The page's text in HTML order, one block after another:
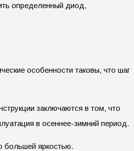
определенный диод,
особенности таковы, что шаг
заключаются в том, что
в осеннее-зимний период.
большей яркостью.